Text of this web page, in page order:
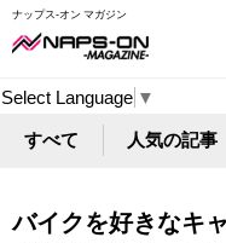
ナップス-オン マガジン
Select Language ▼
すべて 人気の記事
バイクを好きなキ